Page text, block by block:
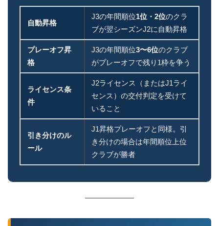
自動昇格
J3の年間順位1位・2位のクラ
ブが翌シーズンJ2に自動昇格
プレーオフ昇
格
J3の年間順位3〜6位のクラブ
がプレーオフで残り1枠を争う
ライセンス条
件
J2ライセンス（またはJ1ライ
センス）の交付判定を受けて
いること
引き分けのル
ール
J1昇格プレーオフと同様。引
き分けの場合は年間順位上位
クラブが勝者